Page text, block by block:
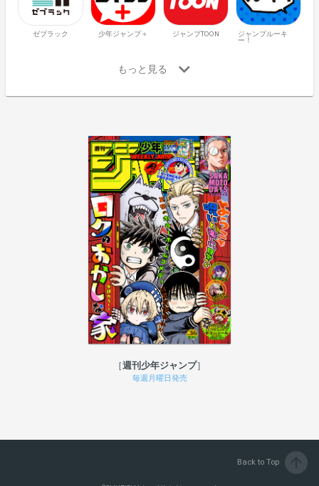
ゼブラック 少年ジャンプ＋ ジャンプTOON
ジャンプルーキ
ー！
週刊少年ジャンプ
毎週月曜日発売
Back to Top